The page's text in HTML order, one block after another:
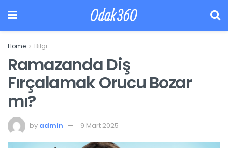
Odak360
Home Bilgi
Ramazanda Diş
Fırçalamak Orucu Bozar
mı?
by admin 9 Mart 2025